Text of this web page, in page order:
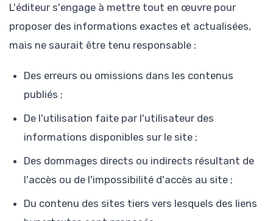
L'éditeur s'engage à mettre tout en œuvre pour
proposer des informations exactes et actualisées,
mais ne saurait être tenu responsable :
Des erreurs ou omissions dans les contenus
publiés ;
De l'utilisation faite par l'utilisateur des
informations disponibles sur le site ;
Des dommages directs ou indirects résultant de
l'accès ou de l'impossibilité d'accès au site ;
Du contenu des sites tiers vers lesquels des liens